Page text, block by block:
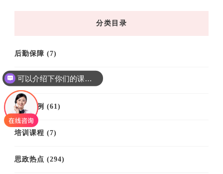
分类目录
后勤保障 (7)
培训基地(9)
培训案例 (61)
培训课程 (7)
思政热点 (294)